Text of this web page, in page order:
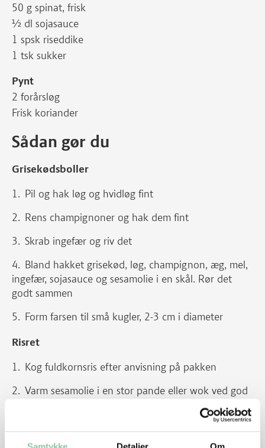
50 g spinat, frisk
½ dl sojasauce
1 spsk riseddike
1 tsk sukker
Pynt
2 forårsløg
Frisk koriander
Sådan gør du
Grisekødsboller
Pil og hak løg og hvidløg fint
Rens champignoner og hak dem fint
Skrab ingefær og riv det
Bland hakket grisekød, løg, champignon, æg, mel,
ingefær, sojasauce og sesamolie i en skål. Rør det
godt sammen
Form farsen til små kugler, 2-3 cm i diameter
Risret
Kog fuldkornsris efter anvisning på pakken
Varm sesamolie i en stor pande eller wok ved god
Brun grisekødsbollerne på alle sider 4-5 minutter,
til de er gennemstegte. Tag dem af panden og sæt